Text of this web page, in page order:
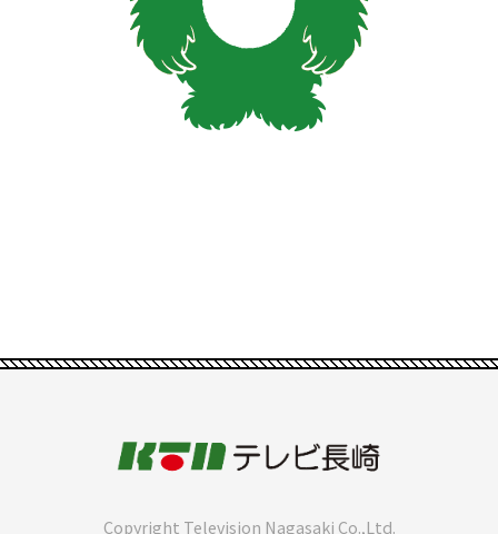
Copyright Television Nagasaki Co.,Ltd.